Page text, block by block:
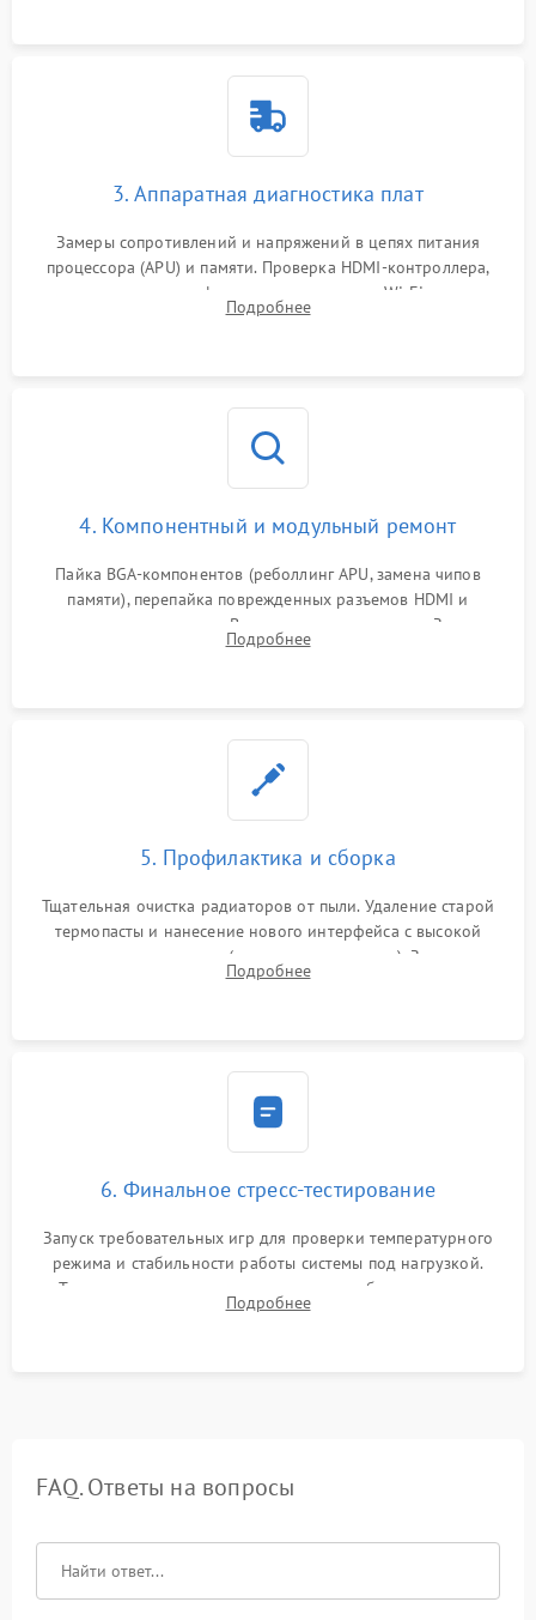
3. Аппаратная диагностика плат
Замеры сопротивлений и напряжений в цепях питания
процессора (APU) и памяти. Проверка HDMI-контроллера,
микросхем флеш-памяти и модуля Wi-Fi
Подробнее
4. Компонентный и модульный ремонт
Пайка BGA-компонентов (реболлинг APU, замена чипов
памяти), перепайка поврежденных разъемов HDMI и
контроллеров питания. Восстановление дорожек. Замена
неисправного жесткого диска, SSD или лазерной головки
Подробнее
5. Профилактика и сборка
Тщательная очистка радиаторов от пыли. Удаление старой
термопасты и нанесение нового интерфейса с высокой
теплопроводностью (или жидкого металла). Замена
термопрокладок. Аккуратная сборка консоли и подключение
Подробнее
6. Финальное стресс-тестирование
Запуск требовательных игр для проверки температурного
режима и стабильности работы системы под нагрузкой.
Тестирование привода, синхронизации беспроводных
геймпадов, выхода в сеть и выдачи изображения без
Подробнее
FAQ. Ответы на вопросы